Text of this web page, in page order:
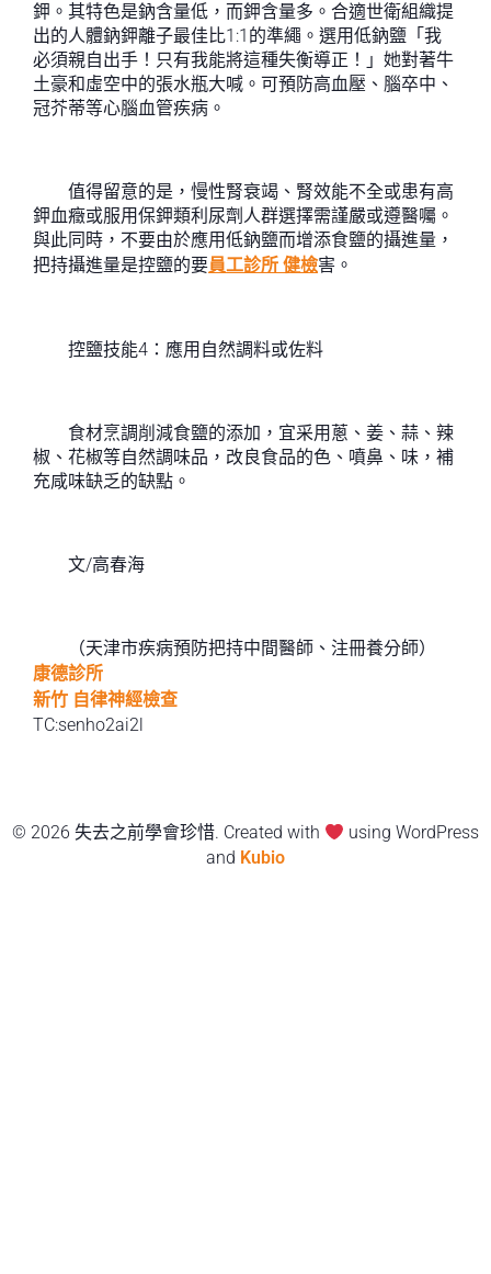
鉀。其特色是鈉含量低，而鉀含量多。合適世衛組織提
出的人體鈉鉀離子最佳比1:1的準繩。選用低鈉鹽「我
必須親自出手！只有我能將這種失衡導正！」她對著牛
土豪和虛空中的張水瓶大喊。可預防高血壓、腦卒中、
冠芥蒂等心腦血管疾病。
值得留意的是，慢性腎衰竭、腎效能不全或患有高
鉀血癥或服用保鉀類利尿劑人群選擇需謹嚴或遵醫囑。
與此同時，不要由於應用低鈉鹽而增添食鹽的攝進量，
把持攝進量是控鹽的要員工診所 健檢害。
控鹽技能4：應用自然調料或佐料
食材烹調削減食鹽的添加，宜采用蔥、姜、蒜、辣
椒、花椒等自然調味品，改良食品的色、噴鼻、味，補
充咸味缺乏的缺點。
文/高春海
（天津市疾病預防把持中間醫師、注冊養分師）
康德診所
新竹 自律神經檢查
TC:senho2ai2l
© 2026 失去之前學會珍惜. Created with
using WordPress
and Kubio